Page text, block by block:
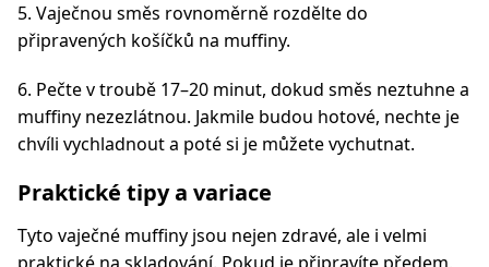
5. Vaječnou směs rovnoměrně rozdělte do
připravených košíčků na muffiny.
6. Pečte v troubě 17–20 minut, dokud směs neztuhne a
muffiny nezezlátnou. Jakmile budou hotové, nechte je
chvíli vychladnout a poté si je můžete vychutnat.
Praktické tipy a variace
Tyto vaječné muffiny jsou nejen zdravé, ale i velmi